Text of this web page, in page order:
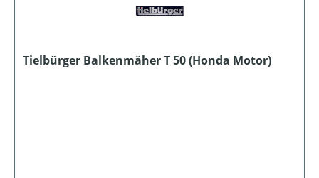
Tielbürger Balkenmäher T 50 (Honda Motor)